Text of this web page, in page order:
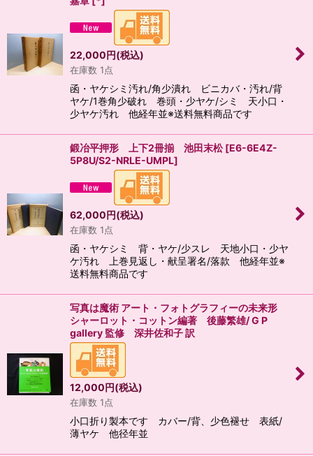
22,000円(税込)
在庫数 1点
函・ヤケシミ汚れ/角少潰れ ビニカバ・汚れ/背
ヤケ/1巻角少破れ 巻頭・少ヤケ/シミ 天小口・
少ヤケ汚れ 他経年並※送料無料商品です
鍛冶平押形 上下2冊揃 池田末松 [E6-6E4Z-
5P8U/S2-NRLE-UMPL]
62,000円(税込)
在庫数 1点
函・ヤケシミ 背・ヤケ/少スレ 天地小口・少ヤ
ケ汚れ 上巻見返し・献呈署名/落款 他経年並※
送料無料商品です
写真は魔術 アート・フォトグラフィーの未来形
シャーロット・コットン編著 後藤繁雄/ G P
gallery 監修 深井佐和子 訳
12,000円(税込)
在庫数 1点
小口折り製本です カバー/背、少色褪せ 表紙/
薄ヤケ 他径年並